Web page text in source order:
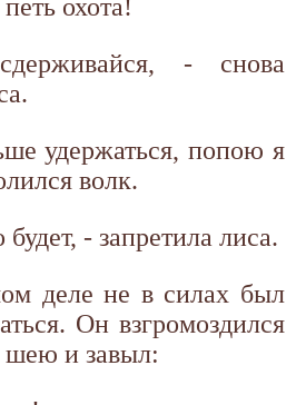
охота!
- снова
удержаться, попою я
волк.
- запретила лиса.
деле не в силах был
Он взгромоздился
шею и завыл: